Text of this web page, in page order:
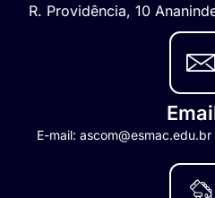
R. Providência, 10
E-mail: